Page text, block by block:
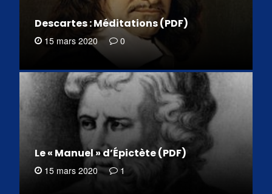
Descartes : Méditations (PDF)
15 mars 2020 0
Le « Manuel » d’Épictète (PDF)
15 mars 2020 1